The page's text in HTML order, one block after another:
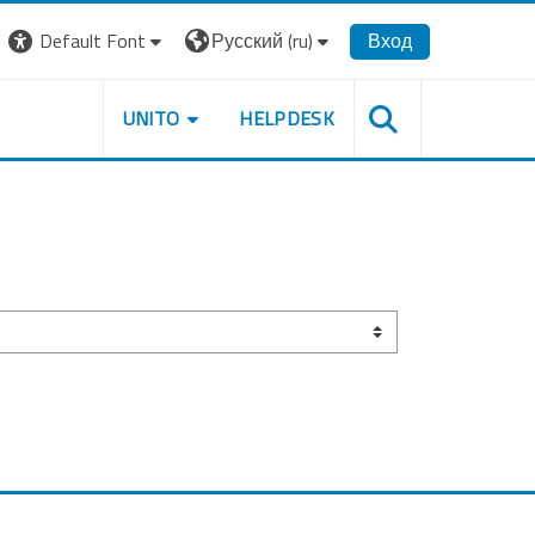
Default Font
Русский ‎(ru)‎ Вход
UNITO HELPDESK